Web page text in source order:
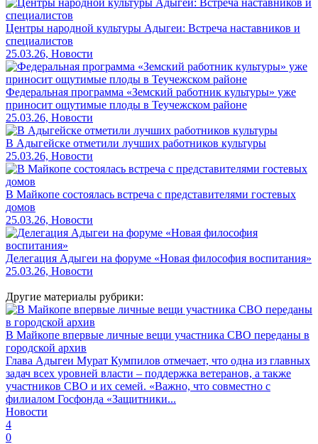
Центры народной культуры Адыгеи: Встреча наставников и
специалистов
25.03.26, Новости
Федеральная программа «Земский работник культуры» уже
приносит ощутимые плоды в Теучежском районе
25.03.26, Новости
В Адыгейске отметили лучших работников культуры
25.03.26, Новости
В Майкопе состоялась встреча с представителями гостевых
домов
25.03.26, Новости
Делегация Адыгеи на форуме «Новая философия воспитания»
25.03.26, Новости
Другие материалы рубрики:
В Майкопе впервые личные вещи участника СВО переданы в
городской архив
Глава Адыгеи Мурат Кумпилов отмечает, что одна из главных
задач всех уровней власти – поддержка ветеранов, а также
участников СВО и их семей. «Важно, что совместно с
филиалом Госфонда «Защитники...
Новости
4
0